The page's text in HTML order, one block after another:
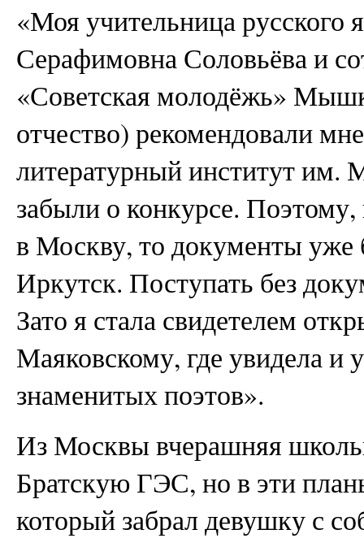
«Моя учительница русского
Серафимовна Соловьёва и
«Советская молодёжь»
отчество) рекомендовали
литературный институт им.
забыли о конкурсе. Поэтому,
в Москву, то документы уже
Иркутск. Поступать без
Зато я стала свидетелем
Маяковскому, где увидела
знаменитых поэтов».
Из Москвы вчерашняя
Братскую ГЭС, но в эти
который забрал девушку с